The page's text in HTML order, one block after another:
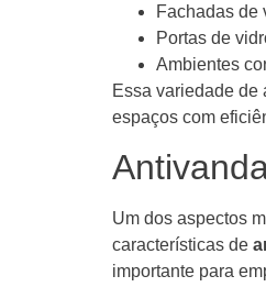
Fachadas de
Portas de
Ambientes
Essa variedade de
espaços com
Um dos aspectos
características de
importante para